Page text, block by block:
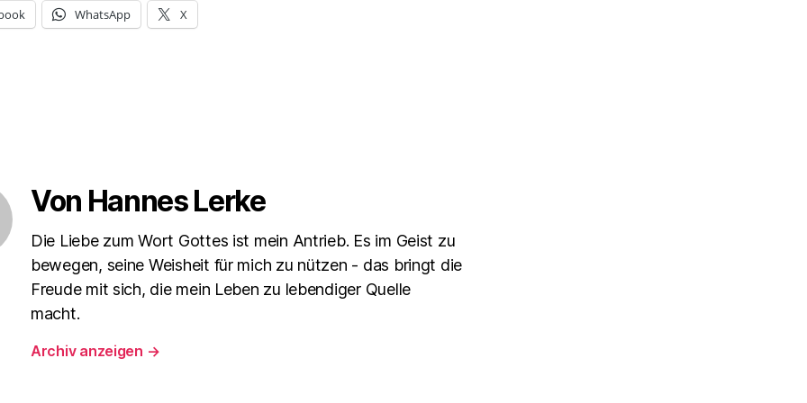
WhatsApp X
Von Hannes Lerke
Die Liebe zum Wort Gottes ist mein Antrieb. Es im Geist zu
bewegen, seine Weisheit für mich zu nützen - das bringt die
Freude mit sich, die mein Leben zu lebendiger Quelle
macht.
Archiv anzeigen →